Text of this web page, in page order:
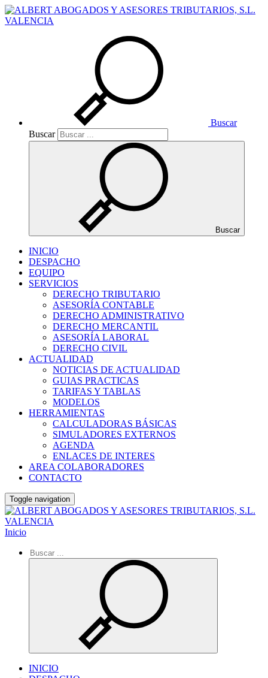
Buscar
Buscar
Buscar
INICIO
DESPACHO
EQUIPO
SERVICIOS
DERECHO TRIBUTARIO
ASESORÍA CONTABLE
DERECHO ADMINISTRATIVO
DERECHO MERCANTIL
ASESORÍA LABORAL
DERECHO CIVIL
ACTUALIDAD
NOTICIAS DE ACTUALIDAD
GUIAS PRACTICAS
TARIFAS Y TABLAS
MODELOS
HERRAMIENTAS
CALCULADORAS BÁSICAS
SIMULADORES EXTERNOS
AGENDA
ENLACES DE INTERES
AREA COLABORADORES
CONTACTO
Toggle navigation
Inicio
INICIO